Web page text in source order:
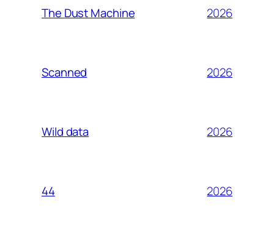
The Dust Machine 2026
Scanned 2026
Wild data 2026
44 2026